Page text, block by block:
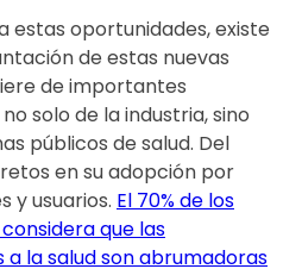
oportunidades, existe
de estas nuevas
de importantes
solo de la industria, sino
públicos de salud. Del
en su adopción por
y usuarios. El 70% de los
que las
la salud son abrumadoras